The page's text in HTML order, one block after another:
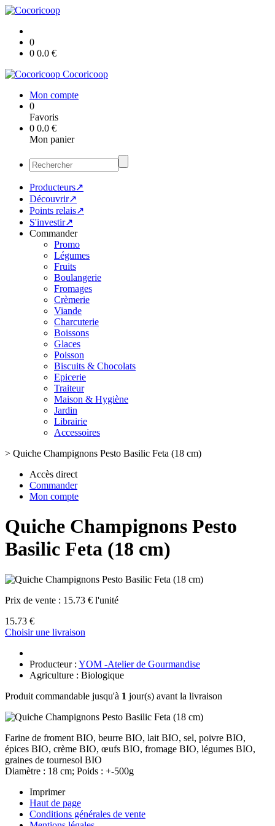
0
0 0.0 €
Cocoricoop
Mon compte
0
Favoris
0 0.0 €
Mon panier
Producteurs↗
Découvrir↗
Points relais↗
S'investir↗
Commander
Promo
Légumes
Fruits
Boulangerie
Fromages
Crèmerie
Viande
Charcuterie
Boissons
Glaces
Poisson
Biscuits & Chocolats
Epicerie
Traiteur
Maison & Hygiène
Jardin
Librairie
Accessoires
> Quiche Champignons Pesto Basilic Feta (18 cm)
Accès direct
Commander
Mon compte
Quiche Champignons Pesto
Basilic Feta (18 cm)
Prix de vente : 15.73 € l'unité
15.73 €
Choisir une livraison
Producteur : YOM -Atelier de Gourmandise
Agriculture : Biologique
Produit commandable jusqu'à 1 jour(s) avant la livraison
Farine de froment BIO, beurre BIO, lait BIO, sel, poivre BIO,
épices BIO, crème BIO, œufs BIO, fromage BIO, légumes BIO,
graines de tournesol BIO
Diamètre : 18 cm; Poids : +-500g
Imprimer
Haut de page
Conditions générales de vente